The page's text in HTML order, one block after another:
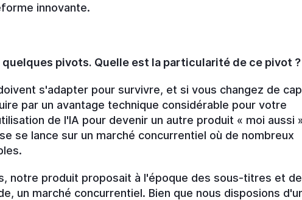
innovante.
pivots. Quelle est la particularité de ce pivot ?
s'adapter pour survivre, et si vous changez de cap
par un avantage technique considérable pour votre
de l'IA pour devenir un autre produit « moi aussi
se lance sur un marché concurrentiel où de nombreux
notre produit proposait à l'époque des sous-titres et
un marché concurrentiel. Bien que nous disposions